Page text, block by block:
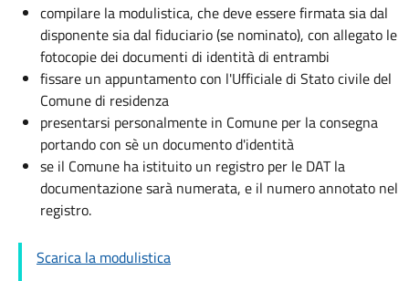
compilare la modulistica, che deve essere firmata sia dal
disponente sia dal fiduciario (se nominato), con allegato le
fotocopie dei documenti di identità di entrambi
fissare un appuntamento con l'Ufficiale di Stato civile del
Comune di residenza
presentarsi personalmente in Comune per la consegna
portando con sè un documento d'identità
se il Comune ha istituito un registro per le DAT la
documentazione sarà numerata, e il numero annotato nel
registro.
Scarica la modulistica